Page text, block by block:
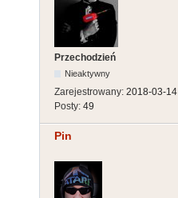
Przechodzień
Nieaktywny
Zarejestrowany: 2018-03-14
Posty: 49
Pin